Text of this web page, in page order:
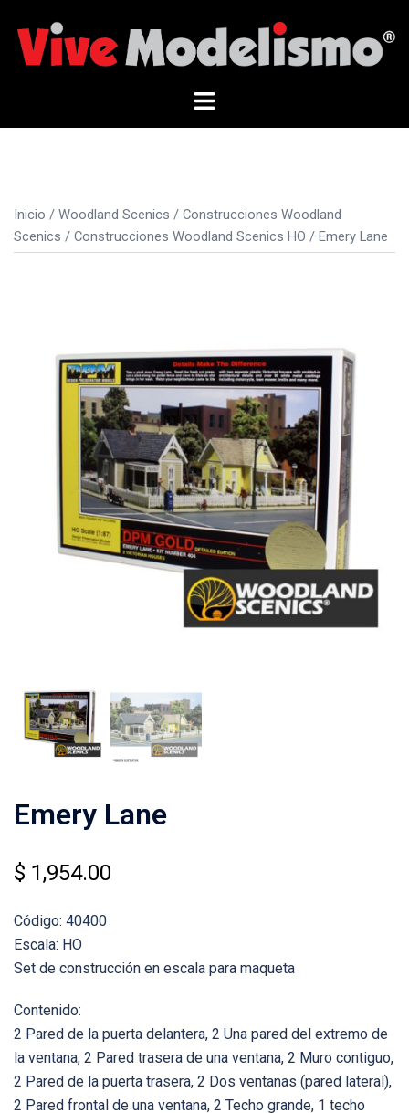
contenido
Alternar
Inicio / Woodland Scenics / Construcciones Woodland
Scenics / Construcciones Woodland Scenics HO / Emery Lane
Emery Lane
$ 1,954.00
Código: 40400
Escala: HO
Set de construcción en escala para maqueta
Contenido:
2 Pared de la puerta delantera, 2 Una pared del extremo de
la ventana, 2 Pared trasera de una ventana, 2 Muro contiguo,
2 Pared de la puerta trasera, 2 Dos ventanas (pared lateral),
2 Pared frontal de una ventana, 2 Techo grande, 1 techo